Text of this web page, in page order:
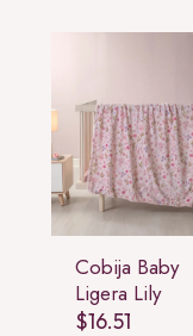
Cobija Baby
Ligera Lily
$16.51